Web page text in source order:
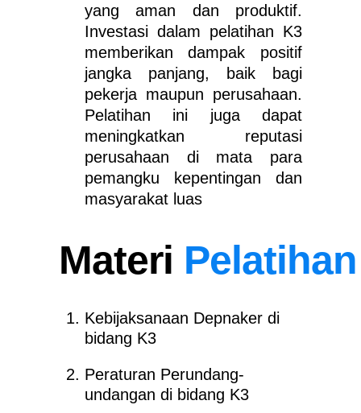
yang aman dan produktif.
Investasi dalam pelatihan K3
memberikan dampak positif
jangka panjang, baik bagi
pekerja maupun perusahaan.
Pelatihan ini juga dapat
meningkatkan reputasi
perusahaan di mata para
pemangku kepentingan dan
masyarakat luas
Materi Pelatihan
Kebijaksanaan Depnaker di
bidang K3
Peraturan Perundang-
undangan di bidang K3